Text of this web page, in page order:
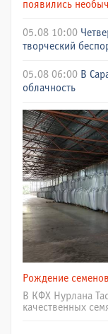
появились
05.08 10:00
творческий
05.08 06:00 В
облачность
Рождение
В КФХ Нурлана
качественных